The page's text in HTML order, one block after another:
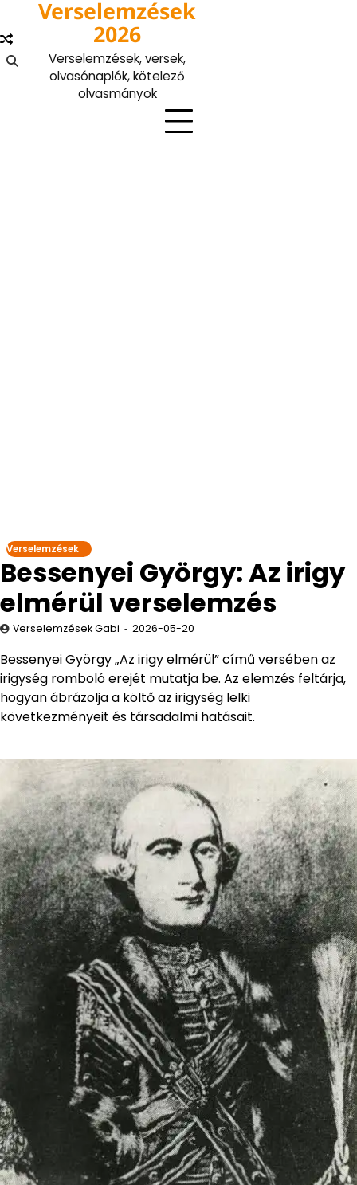
content
Verselemzések
2026
Verselemzések, versek,
olvasónaplók, kötelező
olvasmányok
Verselemzések
Bessenyei György: Az irigy
elmérül verselemzés
Verselemzések Gabi 2026-05-20
Bessenyei György „Az irigy elmérül” című versében az
irigység romboló erejét mutatja be. Az elemzés feltárja,
hogyan ábrázolja a költő az irigység lelki
következményeit és társadalmi hatásait.